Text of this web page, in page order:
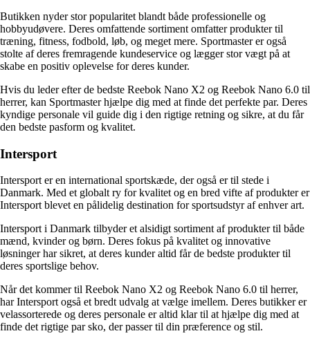
Butikken nyder stor popularitet blandt både professionelle og
hobbyudøvere. Deres omfattende sortiment omfatter produkter til
træning, fitness, fodbold, løb, og meget mere. Sportmaster er også
stolte af deres fremragende kundeservice og lægger stor vægt på at
skabe en positiv oplevelse for deres kunder.
Hvis du leder efter de bedste Reebok Nano X2 og Reebok Nano 6.0 til
herrer, kan Sportmaster hjælpe dig med at finde det perfekte par. Deres
kyndige personale vil guide dig i den rigtige retning og sikre, at du får
den bedste pasform og kvalitet.
Intersport
Intersport er en international sportskæde, der også er til stede i
Danmark. Med et globalt ry for kvalitet og en bred vifte af produkter er
Intersport blevet en pålidelig destination for sportsudstyr af enhver art.
Intersport i Danmark tilbyder et alsidigt sortiment af produkter til både
mænd, kvinder og børn. Deres fokus på kvalitet og innovative
løsninger har sikret, at deres kunder altid får de bedste produkter til
deres sportslige behov.
Når det kommer til Reebok Nano X2 og Reebok Nano 6.0 til herrer,
har Intersport også et bredt udvalg at vælge imellem. Deres butikker er
velassorterede og deres personale er altid klar til at hjælpe dig med at
finde det rigtige par sko, der passer til din præference og stil.